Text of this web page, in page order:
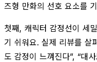
즈형 만화의 선호 요소를
첫째, 캐릭터 감정선이 세
기 쉬워요. 실제 리뷰를 살
도 감정이 느껴진다”, “대